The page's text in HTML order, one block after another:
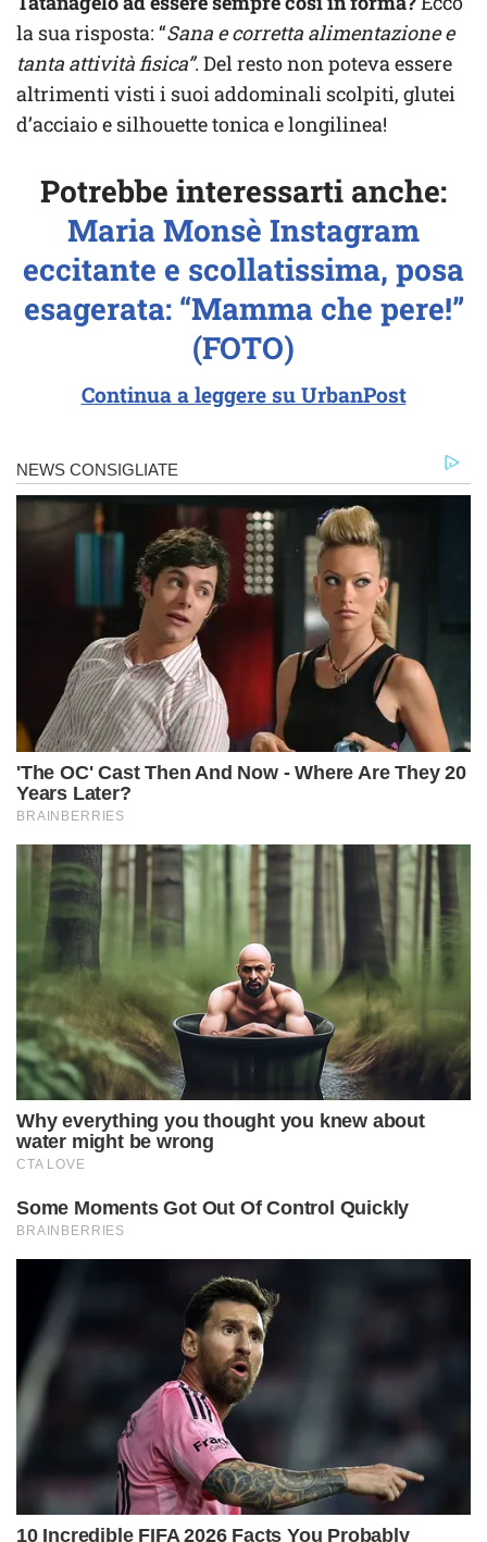
la sua risposta: “Sana e corretta alimentazione e
tanta attività fisica”. Del resto non poteva essere
altrimenti visti i suoi addominali scolpiti, glutei
d’acciaio e silhouette tonica e longilinea!
Potrebbe interessarti anche:
Maria Monsè Instagram
eccitante e scollatissima, posa
esagerata: “Mamma che pere!”
(FOTO)
Continua a leggere su UrbanPost